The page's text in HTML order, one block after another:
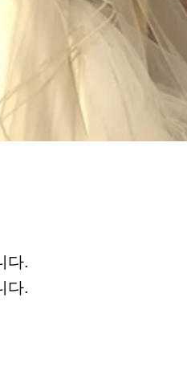
다.
다.